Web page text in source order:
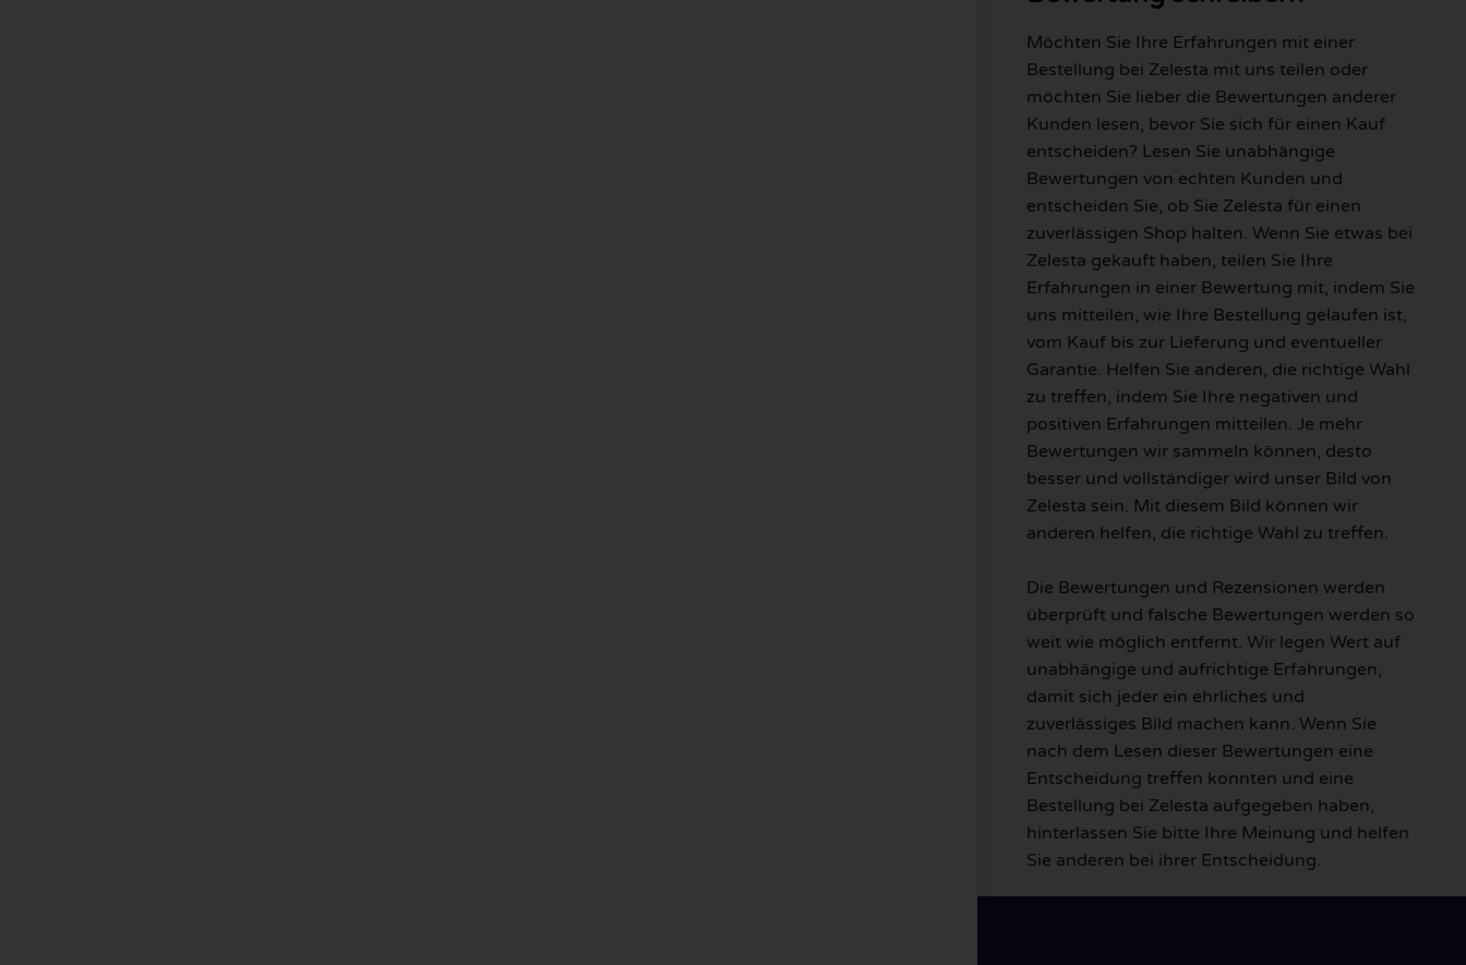
Möchten Sie Ihre Erfahrungen mit einer
Bestellung bei Zelesta mit uns teilen oder
möchten Sie lieber die Bewertungen anderer
Kunden lesen, bevor Sie sich für einen Kauf
entscheiden? Lesen Sie unabhängige
Bewertungen von echten Kunden und
entscheiden Sie, ob Sie Zelesta für einen
zuverlässigen Shop halten. Wenn Sie etwas bei
Zelesta gekauft haben, teilen Sie Ihre
Erfahrungen in einer Bewertung mit, indem Sie
uns mitteilen, wie Ihre Bestellung gelaufen ist,
vom Kauf bis zur Lieferung und eventueller
Garantie. Helfen Sie anderen, die richtige Wahl
zu treffen, indem Sie Ihre negativen und
positiven Erfahrungen mitteilen. Je mehr
Bewertungen wir sammeln können, desto
besser und vollständiger wird unser Bild von
Zelesta sein. Mit diesem Bild können wir
anderen helfen, die richtige Wahl zu treffen.
Die Bewertungen und Rezensionen werden
überprüft und falsche Bewertungen werden so
weit wie möglich entfernt. Wir legen Wert auf
unabhängige und aufrichtige Erfahrungen,
damit sich jeder ein ehrliches und
zuverlässiges Bild machen kann. Wenn Sie
nach dem Lesen dieser Bewertungen eine
Entscheidung treffen konnten und eine
Bestellung bei Zelesta aufgegeben haben,
hinterlassen Sie bitte Ihre Meinung und helfen
Sie anderen bei ihrer Entscheidung.